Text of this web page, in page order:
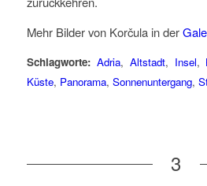
Mehr Bilder von Korčula in der
Schlagworte: Adria, Altstadt, Insel,
Küste, Panorama, Sonnenuntergang,
3